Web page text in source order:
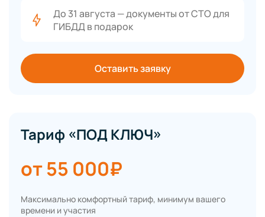
До 31 августа — документы от СТО для
ГИБДД в подарок
Оставить заявку
Тариф «ПОД КЛЮЧ»
от 55 000₽
Максимально комфортный тариф, минимум вашего
времени и участия